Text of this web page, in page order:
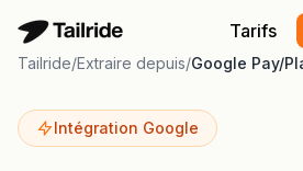
Tarifs
Tailride/Extraire depuis/Google Pay/
Intégration Google